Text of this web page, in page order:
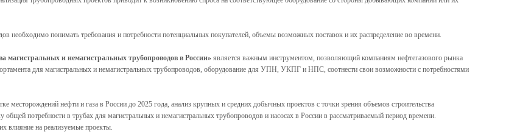
необходимо понимать требования и потребности потенциальных покупателей, объемы возможных поставок и их распределение во времени.
магистральных и немагистральных трубопроводов в России» является важным инструментом, позволяющий компаниям нефтегазового рынка
для магистральных и немагистральных трубопроводов, оборудование для УПН, УКПГ и НПС, соотнести свои возможности с потребностями
месторождений нефти и газа в России до 2025 года, анализ крупных и средних добычных проектов с точки зрения объемов строительства
потребности в трубах для магистральных и немагистральных трубопроводов и насосах в России в рассматриваемый период времени.
влияние на реализуемые проекты.